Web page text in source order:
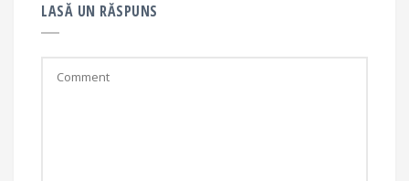
LASĂ UN RĂSPUNS